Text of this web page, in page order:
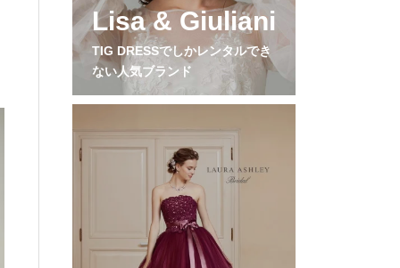
Lisa & Giuliani
TIG DRESSでしかレンタルでき
ない人気ブランド